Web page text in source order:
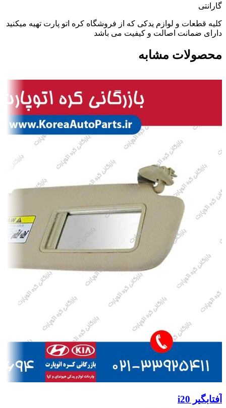
گارانتی
کلیه قطعات و لوازم یدکی که از فروشگاه کره اتو پارت تهیه میکنید
دارای ضمانت اصالت و کیفیت می باشد
محصولات مشابه
آفتابگیر i20